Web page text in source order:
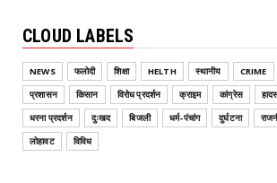
CRIME
ऑपरेशन वज्र प्रहार Operation
एमडी फैक्ट्री और...
CLOUD LABELS
NEWS फलोदी शिक्षा HELTH स्थानीय CRIME
प्रशासन
किसान विरोध प्रदर्शन क्राइम कांग्रेस
धरना प्रदर्शन
दुःखद बिजली धर्म-पंचांग दुर्घटना
लोहावट
विविध